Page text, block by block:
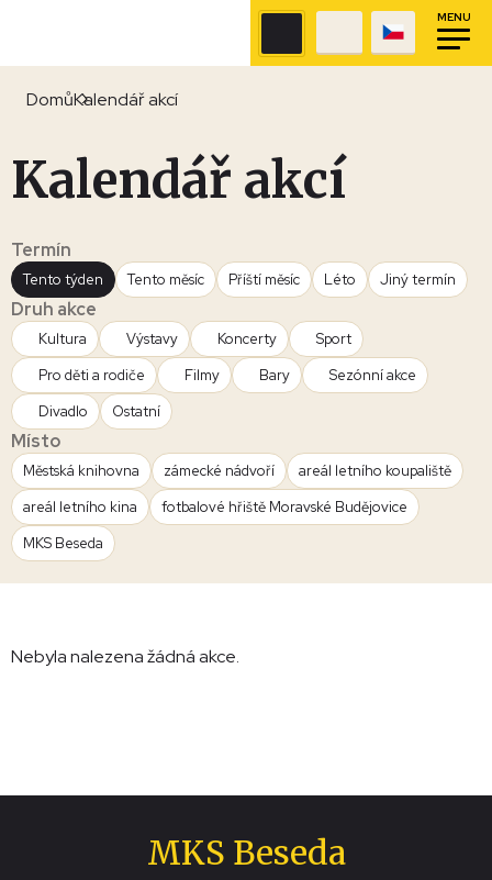
MENU
DomůKalendář akcí
Kalendář akcí
Termín
Tento týden Tento měsíc Příští měsíc Léto Jiný termín
Druh akce
Kultura Výstavy Koncerty
Sport
Pro děti a rodiče
Filmy Bary
Sezónní akce
Divadlo
Ostatní
Místo
Městská knihovna zámecké nádvoří
areál letního koupaliště
areál letního kina
fotbalové hřiště Moravské Budějovice
MKS Beseda
Nebyla nalezena žádná akce.
MKS Beseda